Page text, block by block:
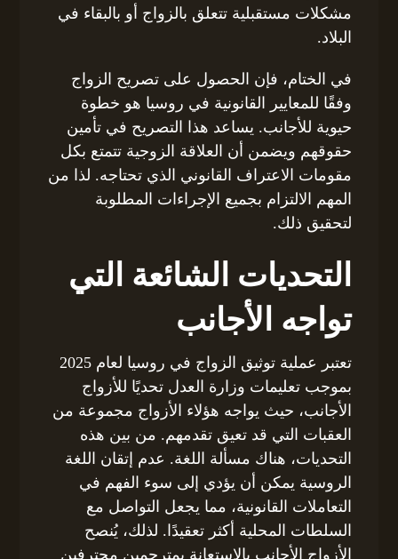
مشكلات مستقبلية تتعلق بالزواج أو بالبقاء في
البلاد.
في الختام، فإن الحصول على تصريح الزواج
وفقًا للمعايير القانونية في روسيا هو خطوة
حيوية للأجانب. يساعد هذا التصريح في تأمين
حقوقهم ويضمن أن العلاقة الزوجية تتمتع بكل
مقومات الاعتراف القانوني الذي تحتاجه. لذا من
المهم الالتزام بجميع الإجراءات المطلوبة
لتحقيق ذلك.
التحديات الشائعة التي
تواجه الأجانب
تعتبر عملية توثيق الزواج في روسيا لعام 2025
بموجب تعليمات وزارة العدل تحديًا للأزواج
الأجانب، حيث يواجه هؤلاء الأزواج مجموعة من
العقبات التي قد تعيق تقدمهم. من بين هذه
التحديات، هناك مسألة اللغة. عدم إتقان اللغة
الروسية يمكن أن يؤدي إلى سوء الفهم في
التعاملات القانونية، مما يجعل التواصل مع
السلطات المحلية أكثر تعقيدًا. لذلك، يُنصح
الأزواج الأجانب بالاستعانة بمترجمين محترفين